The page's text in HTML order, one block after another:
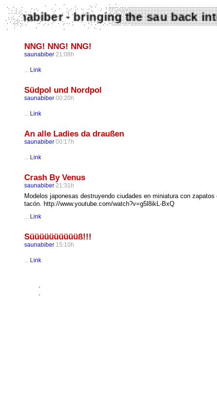
Saunabiber - bringing the sau
NNG! NNG! NNG!
saunabiber 21:08h
... Link
Südpol und Nordpol
saunabiber 00:20h
... Link
An alle Ladies da draußen
saunabiber 00:17h
... Link
Crash By Venus
saunabiber 21:31h
Modelos japonesas destruyendo ciudades en miniatura con zapatos
tacón. http://www.youtube.com/watch?v=g5l8ikL-BxQ
... Link
Süüüüüüüüüüß!!!
saunabiber 15:10h
... Link